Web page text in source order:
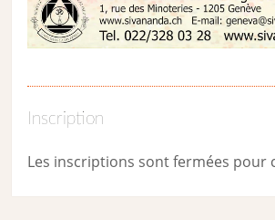
Inscription
Les inscriptions sont fermées pour